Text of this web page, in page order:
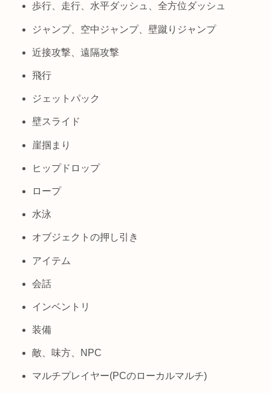
歩行、走行、水平ダッシュ、全方位ダッシュ
ジャンプ、空中ジャンプ、壁蹴りジャンプ
近接攻撃、遠隔攻撃
飛行
ジェットパック
壁スライド
崖掴まり
ヒップドロップ
ロープ
水泳
オブジェクトの押し引き
アイテム
会話
インベントリ
装備
敵、味方、NPC
マルチプレイヤー(PCのローカルマルチ)